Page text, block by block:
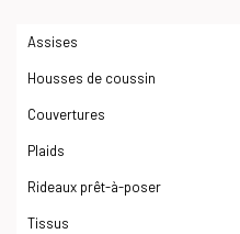
Assises
Housses de coussin
Couvertures
Plaids
Rideaux prêt-à-poser
Tissus